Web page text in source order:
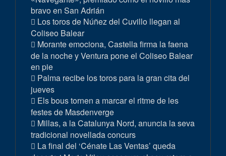
bravo en San Adrián
Los toros de Núñez del Cuvillo llegan al
Coliseo Balear
Morante emociona, Castella firma la faena
de la noche y Ventura pone el Coliseo Balear
en pie
Palma recibe los toros para la gran cita del
jueves
Els bous tornen a marcar el ritme de les
festes de Masdenverge
Millas, a la Catalunya Nord, anuncia la seva
tradicional novellada concurs
La final del ‘Cénate Las Ventas’ queda